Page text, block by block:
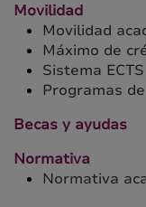
Movilidad
Movilidad
Máximo de
Sistema ECTS
Programas
Becas y ayudas
Normativa
Normativa